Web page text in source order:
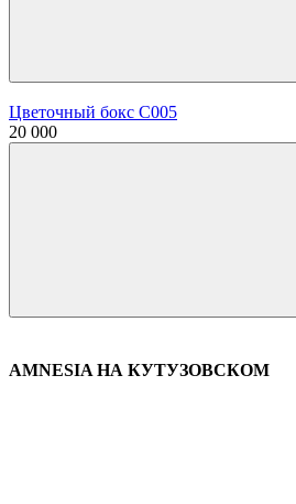
Цветочный бокс С005
20 000
AMNESIA НА КУТУЗОВСКОМ